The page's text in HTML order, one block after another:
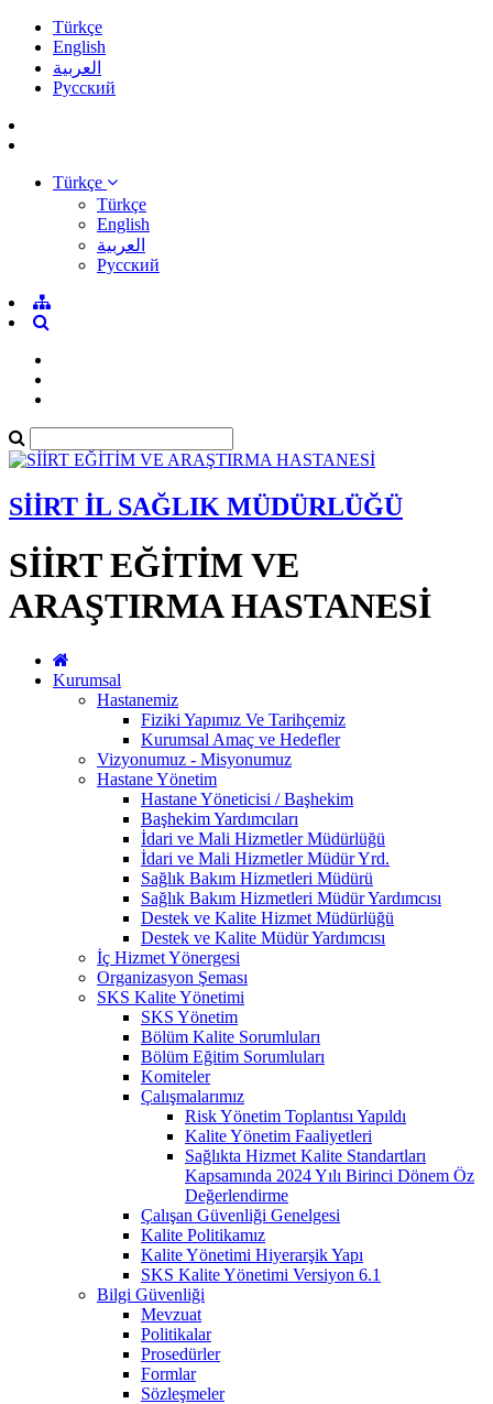
Türkçe
English
العربية
Pусский
Türkçe
Türkçe
English
العربية
Pусский
SİİRT İL SAĞLIK MÜDÜRLÜĞÜ
SİİRT EĞİTİM VE
ARAŞTIRMA HASTANESİ
Kurumsal
Hastanemiz
Fiziki Yapımız Ve Tarihçemiz
Kurumsal Amaç ve Hedefler
Vizyonumuz - Misyonumuz
Hastane Yönetim
Hastane Yöneticisi / Başhekim
Başhekim Yardımcıları
İdari ve Mali Hizmetler Müdürlüğü
İdari ve Mali Hizmetler Müdür Yrd.
Sağlık Bakım Hizmetleri Müdürü
Sağlık Bakım Hizmetleri Müdür Yardımcısı
Destek ve Kalite Hizmet Müdürlüğü
Destek ve Kalite Müdür Yardımcısı
İç Hizmet Yönergesi
Organizasyon Şeması
SKS Kalite Yönetimi
SKS Yönetim
Bölüm Kalite Sorumluları
Bölüm Eğitim Sorumluları
Komiteler
Çalışmalarımız
Risk Yönetim Toplantısı Yapıldı
Kalite Yönetim Faaliyetleri
Sağlıkta Hizmet Kalite Standartları
Kapsamında 2024 Yılı Birinci Dönem Öz
Değerlendirme
Çalışan Güvenliği Genelgesi
Kalite Politikamız
Kalite Yönetimi Hiyerarşik Yapı
SKS Kalite Yönetimi Versiyon 6.1
Bilgi Güvenliği
Mevzuat
Politikalar
Prosedürler
Formlar
Sözleşmeler